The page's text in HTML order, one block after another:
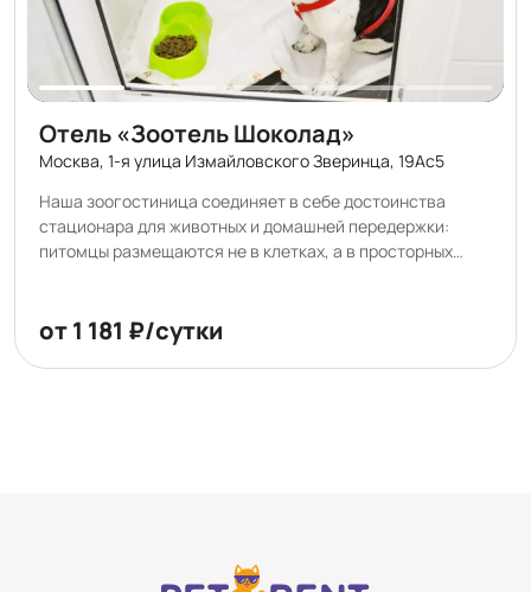
Отель «Зоотель Шоколад»
Москва, 1-я улица Измайловского Зверинца, 19Ас5
Наша зоогостиница соединяет в себе достоинства
стационара для животных и домашней передержки:
питомцы размещаются не в клетках, а в просторных
каждого гостя боксы тщательно моются и кварцуются.
Планировка номеров предусмотрена так, что животные
не видят друг друга, что снижает уровень стресса во
от 1 181 ₽/сутки